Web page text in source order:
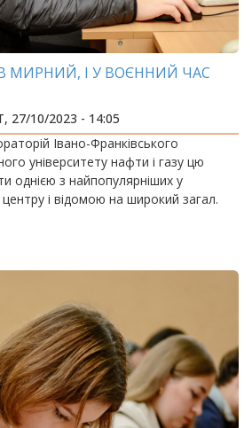
МИРНИЙ, І У ВОЄННИЙ ЧАС
27/10/2023 - 14:05
Івано-Франківського
університету нафти і газу цю
однією з найпопулярніших у
і відомою на широкий загал.